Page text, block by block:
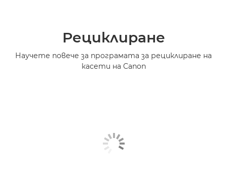
Рециклиране
Научете повече за програмата за рециклиране на
касети на Canon